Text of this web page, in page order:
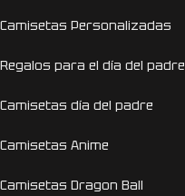
Camisetas Personalizadas
Regalos para el día del padre
Camisetas día del padre
Camisetas Anime
Camisetas Dragon Ball